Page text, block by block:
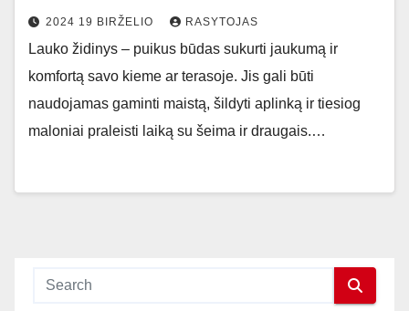
2024 19 BIRŽELIO RASYTOJAS
Lauko židinys – puikus būdas sukurti jaukumą ir
komfortą savo kieme ar terasoje. Jis gali būti
naudojamas gaminti maistą, šildyti aplinką ir tiesiog
maloniai praleisti laiką su šeima ir draugais.…